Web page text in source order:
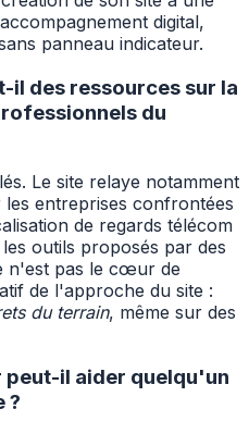
digital,
panneau indicateur.
des ressources sur la
du
Le site relaye notamment
entreprises confrontées
de regards télécom
outils proposés par des
n'est pas le cœur de
de l'approche du site :
du terrain, même sur des
il aider quelqu'un
?